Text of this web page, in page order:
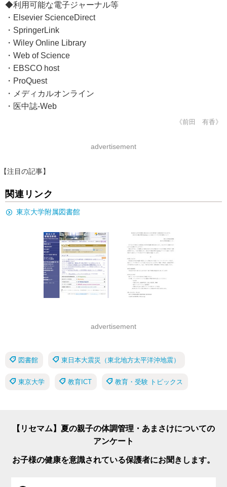
◆利用可能な電子ジャーナル等
・Elsevier ScienceDirect
・SpringerLink
・Wiley Online Library
・Web of Science
・EBSCO host
・ProQuest
・メディカルオンライン
・医中誌-Web
《前田 有香》
advertisement
【注目の記事】
関連リンク
東京大学附属図書館
advertisement
図書館 東日本大震災（東北地方太平洋沖地震）
東京大学 教育ICT 教育・受験 トピックス
【リセマム】夏の親子の体調管理・あまさけについての
アンケート
お子様の健康を意識されている保護者にお聞きします。